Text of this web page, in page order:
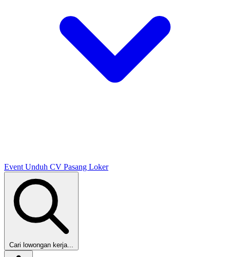
Event Unduh CV Pasang Loker
Cari lowongan kerja...